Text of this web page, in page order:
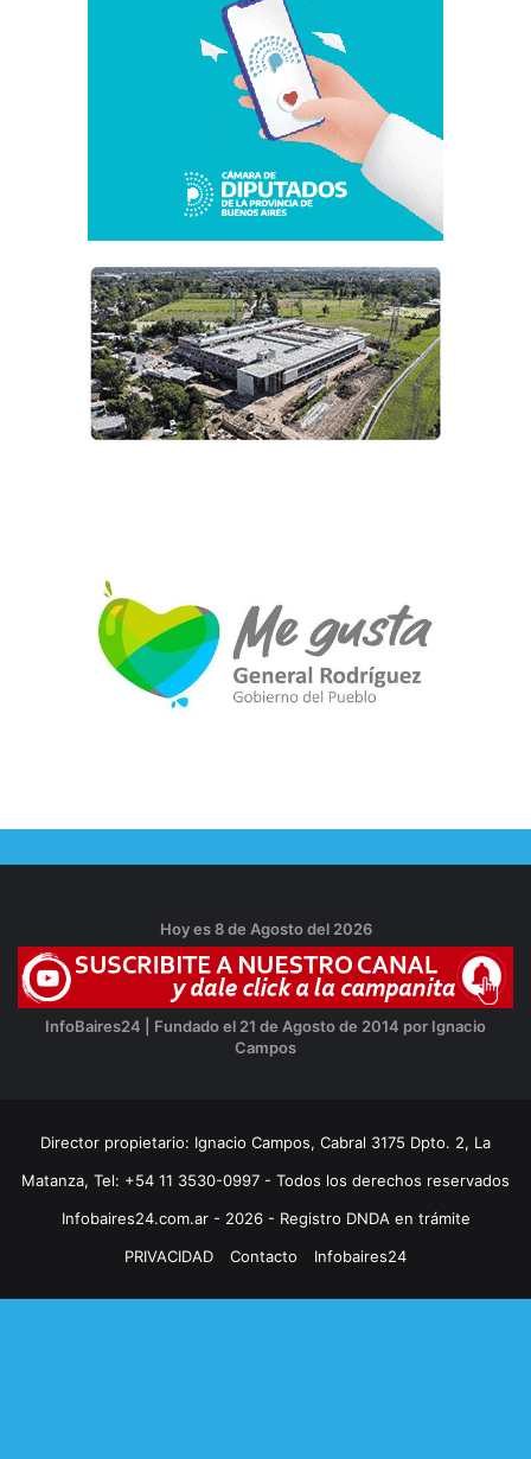
Hoy es 8 de Agosto del 2026
InfoBaires24 | Fundado el 21 de Agosto de 2014 por Ignacio
Campos
Director propietario: Ignacio Campos, Cabral 3175 Dpto. 2, La
Matanza, Tel: +54 11 3530-0997 - Todos los derechos reservados
Infobaires24.com.ar - 2026 - Registro DNDA en trámite
PRIVACIDAD
Contacto Infobaires24